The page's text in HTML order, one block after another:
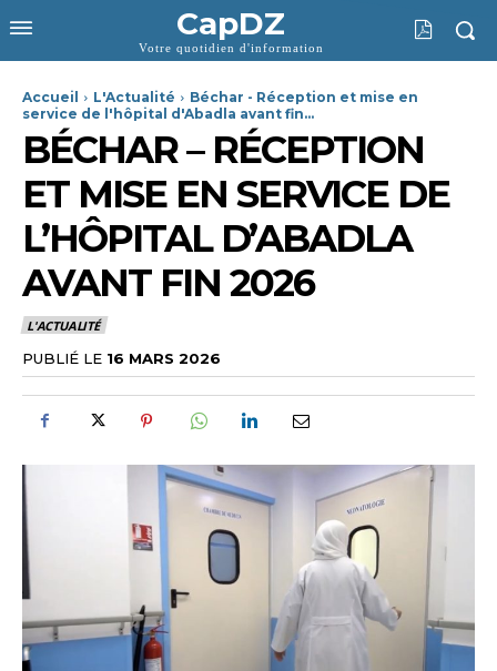
CapDZ
Votre quotidien d'information
Accueil L'Actualité
Béchar - Réception et mise en
service de l'hôpital d'Abadla avant fin...
BÉCHAR – RÉCEPTION
ET MISE EN SERVICE DE
L’HÔPITAL D’ABADLA
AVANT FIN 2026
L'ACTUALITÉ
PUBLIÉ LE 16 MARS 2026